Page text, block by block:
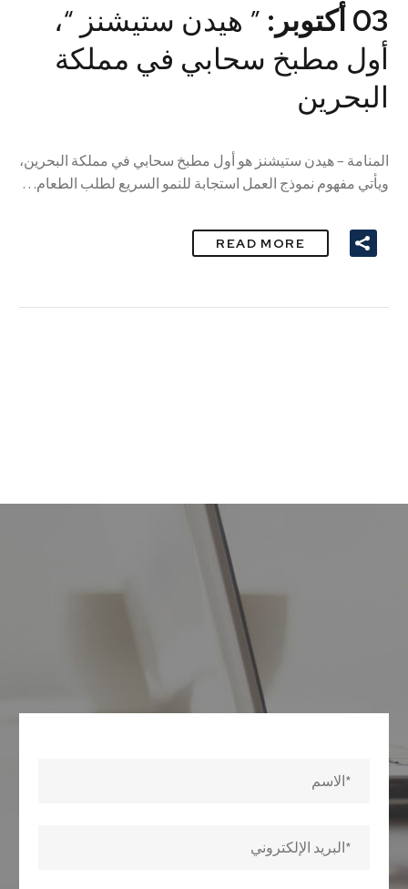
03 أكتوبر:
” هيدن ستيشنز “،
أول مطبخ سحابي في مملكة
البحرين
المنامة – هيدن ستيشنز هو أول مطبخ سحابي في مملكة البحرين،
ويأتي مفهوم نموذج العمل استجابة للنمو السريع لطلب الطعام…
READ MORE